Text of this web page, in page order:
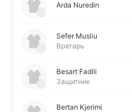
Arda Nuredin
Sefer Musliu
Вратарь
Besart Fadili
Защитник
Bertan Kjerimi